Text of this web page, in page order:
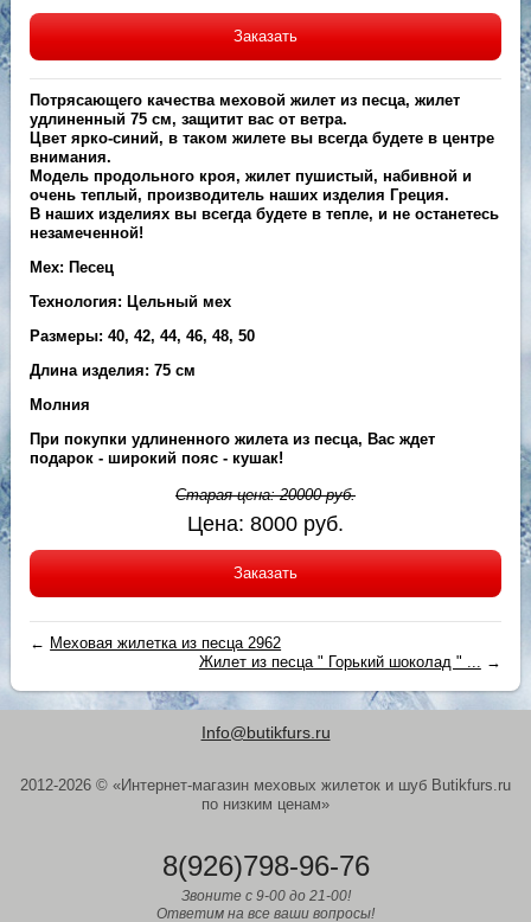
Заказать
Потрясающего качества меховой жилет из песца, жилет
удлиненный 75 см, защитит вас от ветра.
Цвет ярко-синий, в таком жилете вы всегда будете в центре
внимания.
Модель продольного кроя, жилет пушистый, набивной и
очень теплый, производитель наших изделия Греция.
В наших изделиях вы всегда будете в тепле, и не останетесь
незамеченной!
Мех: Песец
Технология: Цельный мех
Размеры: 40, 42, 44, 46, 48, 50
Длина изделия: 75 см
Молния
При покупки удлиненного жилета из песца, Вас ждет
подарок - широкий пояс - кушак!
Старая цена:20000руб.
Цена: 8000 руб.
Заказать
← Меховая жилетка из песца 2962
Жилет из песца " Горький шоколад " ...
→
Info@butikfurs.ru
2012-2026 © «Интернет-магазин меховых жилеток и шуб Butikfurs.ru
по низким ценам»
8(926)798-96-76
Звоните с 9-00 до 21-00!
Ответим на все ваши вопросы!